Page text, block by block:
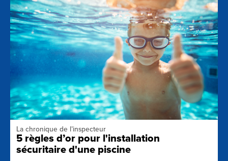
La chronique de l’inspecteur
5 règles d’or pour l'installation
sécuritaire d'une piscine